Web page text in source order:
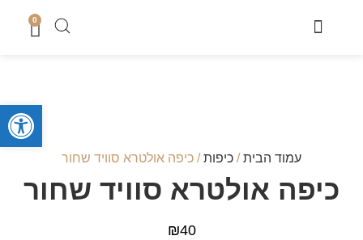
0
עמוד הבית/ כיפות/ כיפה אולטרא סוויד שחור
כיפה אולטרא סוויד שחור
₪40
פתח